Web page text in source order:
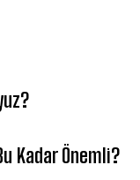
Kadar Önemli?